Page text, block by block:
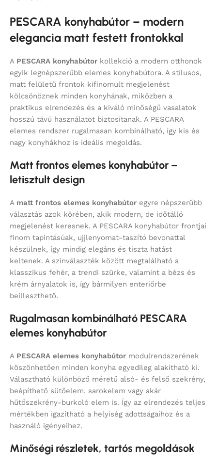
PESCARA konyhabútor – modern
elegancia matt festett frontokkal
A PESCARA konyhabútor kollekció a modern otthonok
egyik legnépszerűbb elemes konyhabútora. A stílusos,
matt felületű frontok kifinomult megjelenést
kölcsönöznek minden konyhának, miközben a
praktikus elrendezés és a kiváló minőségű vasalatok
hosszú távú használatot biztosítanak. A PESCARA
elemes rendszer rugalmasan kombinálható, így kis és
nagy konyhákhoz is ideális megoldás.
Matt frontos elemes konyhabútor –
letisztult design
A matt frontos elemes konyhabútor egyre népszerűbb
választás azok körében, akik modern, de időtálló
megjelenést keresnek. A PESCARA konyhabútor frontjai
finom tapintásúak, ujjlenyomat-taszító bevonattal
készülnek, így mindig elegáns és tiszta hatást
keltenek. A színválaszték között megtalálható a
klasszikus fehér, a trendi szürke, valamint a bézs és
krém árnyalatok is, így bármilyen enteriőrbe
beilleszthető.
Rugalmasan kombinálható PESCARA
elemes konyhabútor
A PESCARA elemes konyhabútor modulrendszerének
köszönhetően minden konyha egyedileg alakítható ki.
Választható különböző méretű alsó- és felső szekrény,
beépíthető sütőelem, sarokelem vagy akár
hűtőszekrény-burkoló elem is. Így az elrendezés teljes
mértékben igazítható a helyiség adottságaihoz és a
használó igényeihez.
Minőségi részletek, tartós megoldások